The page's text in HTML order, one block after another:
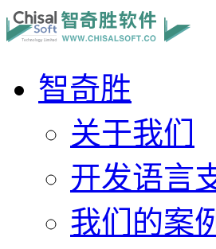
智奇胜
关于我们
开发语言
我们的案